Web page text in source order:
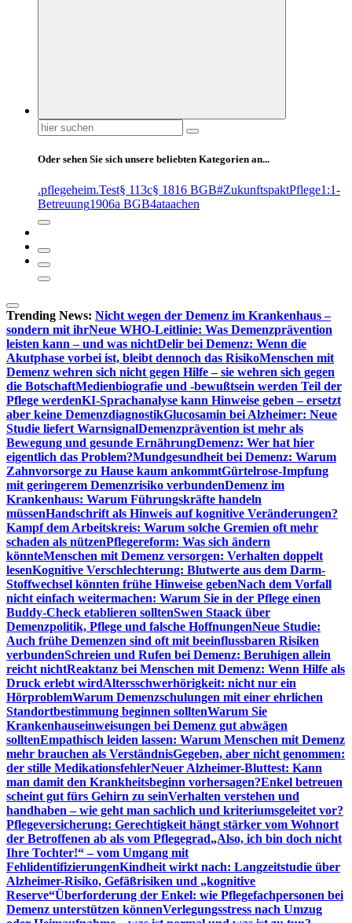
Suchen
nach:
Oder sehen Sie sich unsere beliebten Kategorien an...
.pflegeheim.Test§ 113c§ 1816 BGB#ZukunftspaktPflege1:1-
Betreuung1906a BGB4ataachen
Trending News: Nicht wegen der Demenz im Krankenhaus –
sondern mit ihrNeue WHO-Leitlinie: Was Demenzprävention
leisten kann – und was nichtDelir bei Demenz: Wenn die
Akutphase vorbei ist, bleibt dennoch das RisikoMenschen mit
Demenz wehren sich nicht gegen Hilfe – sie wehren sich gegen
die BotschaftMedienbiografie und -bewußtsein werden Teil der
Pflege werdenKI-Sprachanalyse kann Hinweise geben – ersetzt
aber keine DemenzdiagnostikGlucosamin bei Alzheimer: Neue
Studie liefert WarnsignalDemenzprävention ist mehr als
Bewegung und gesunde ErnährungDemenz: Wer hat hier
eigentlich das Problem?Mundgesundheit bei Demenz: Warum
Zahnvorsorge zu Hause kaum ankommtGürtelrose-Impfung
mit geringerem Demenzrisiko verbundenDemenz im
Krankenhaus: Warum Führungskräfte handeln
müssenHandschrift als Hinweis auf kognitive Veränderungen?
Kampf dem Arbeitskreis: Warum solche Gremien oft mehr
schaden als nützenPflegereform: Was sich ändern
könnteMenschen mit Demenz versorgen: Verhalten doppelt
lesenKognitive Verschlechterung: Blutwerte aus dem Darm-
Stoffwechsel könnten frühe Hinweise gebenNach dem Vorfall
nicht einfach weitermachen: Warum Sie in der Pflege einen
Buddy-Check etablieren solltenSwen Staack über
Demenzpolitik, Pflege und falsche HoffnungenNeue Studie:
Auch frühe Demenzen sind oft mit beeinflussbaren Risiken
verbundenSchreien und Rufen bei Demenz: Beruhigen allein
reicht nichtReaktanz bei Menschen mit Demenz: Wenn Hilfe als
Druck erlebt wirdAltersschwerhörigkeit: nicht nur ein
HörproblemWarum Demenzschulungen mit einer ehrlichen
Standortbestimmung beginnen solltenWarum Sie
Krankenhauseinweisungen bei Demenz gut abwägen
solltenEmpathisch leiden lassen: Warum Menschen mit Demenz
mehr brauchen als VerständnisGegeben, aber nicht genommen:
der stille MedikationsfehlerNeuer Alzheimer-Bluttest: Kann
man damit den Krankheitsbeginn vorhersagen?Enkel betreuen
scheint gut fürs Gehirn zu seinVerhalten verstehen und
handhaben – wie geht man sachlich und kriteriumsgeleitet vor?
Pflegeversicherung: Gerechtigkeit hängt stärker vom Wohnort
der Betroffenen ab als vom Pflegegrad„Also, ich bin doch nicht
Ihre Tochter!“ – vom Umgang mit
FehlidentifizierungenKindheit wirkt nach: Langzeitstudie über
Alzheimer-Risiko, Gefäßrisiken und „kognitive
Reserve“Überforderung der Enkel: wie Pflegefachpersonen bei
Demenz unterstützen könnenVerlegungsstress nach Umzug